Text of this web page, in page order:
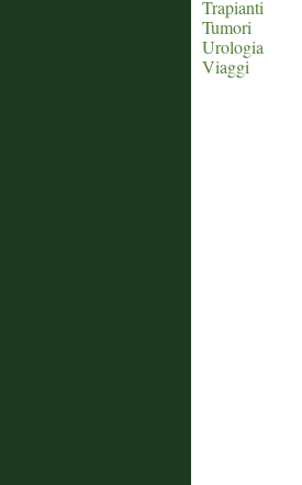
Trapianti
Tumori
Urologia
Viaggi